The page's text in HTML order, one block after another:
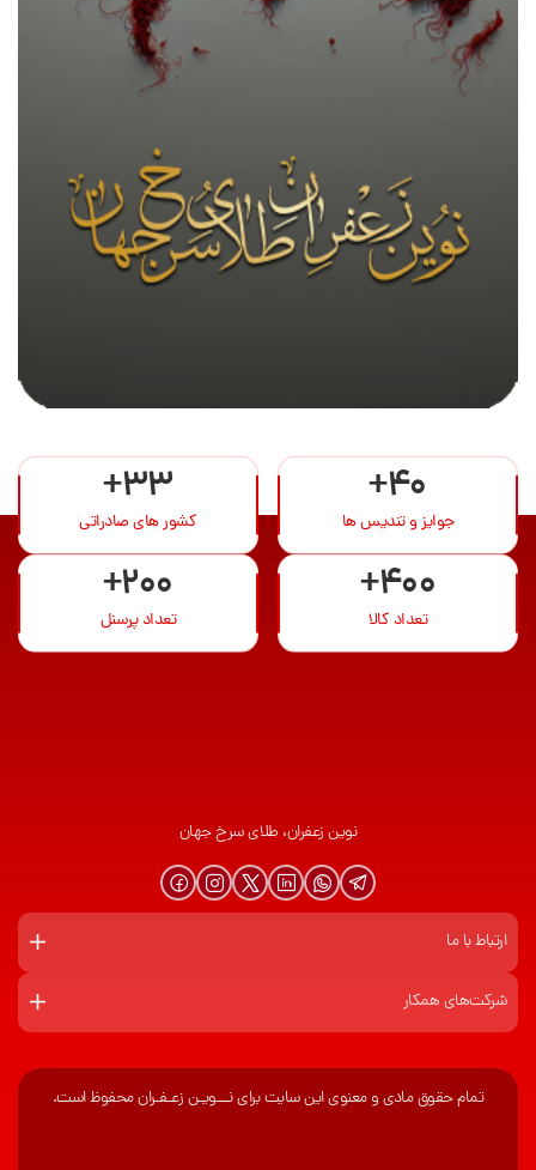
+40
جوایز و تندیس ها
+33
کشور های صادراتی
+400
تعداد کالا
+200
تعداد پرسنل
نوین زعفران، طلای سرخ جهان
ارتباط با ما
شرکت‌های همکار
تمام حقوق مادی و معنوی این سایت برای نـــویـن زعـفـران محفوظ است.